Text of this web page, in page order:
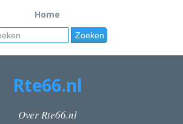
Home
Rte66.nl
Over Rte66.nl